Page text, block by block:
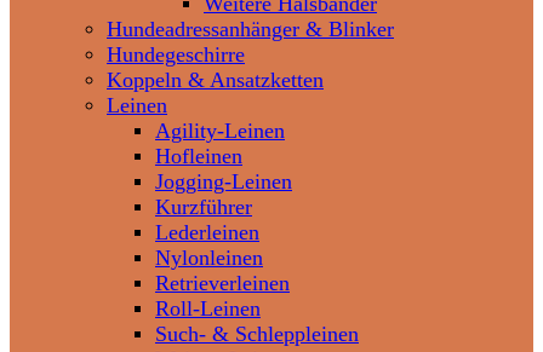
Hundeadressanhänger & Blinker
Hundegeschirre
Koppeln & Ansatzketten
Leinen
Agility-Leinen
Hofleinen
Jogging-Leinen
Kurzführer
Lederleinen
Nylonleinen
Retrieverleinen
Roll-Leinen
Such- & Schleppleinen